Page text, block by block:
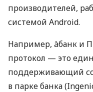
производителей,
системой Android.
Например, àбанк и
протокол — это
поддерживающий
в парке банка